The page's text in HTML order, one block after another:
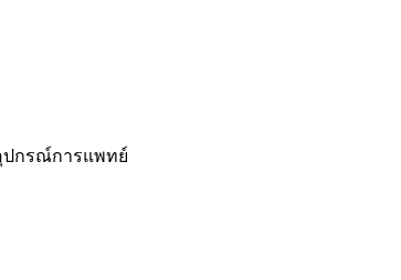
ปกรณ์การแพทย์